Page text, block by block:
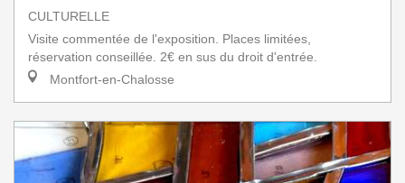
CULTURELLE
Visite commentée de l'exposition. Places limitées,
réservation conseillée. 2€ en sus du droit d'entrée.
Montfort-en-Chalosse